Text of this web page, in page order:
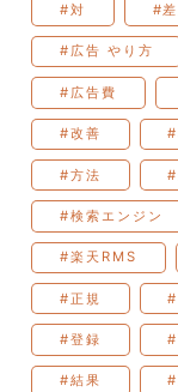
#対 #
#広告 やり方
#広告費
#改善
#方法
#検索エンジン
#楽天RMS
#正規
#登録
#結果